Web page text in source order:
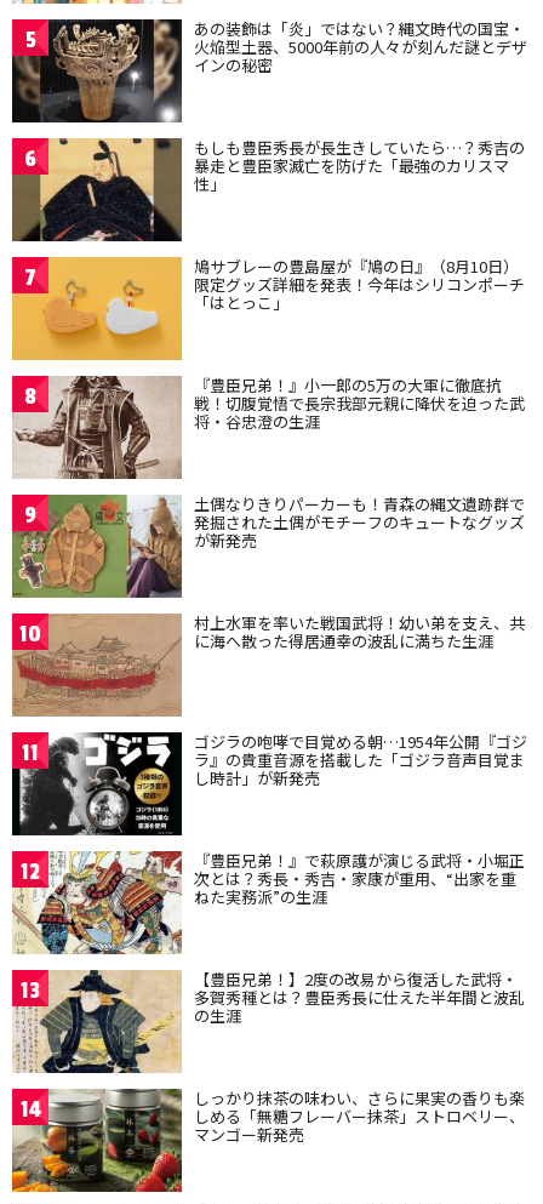
5 あの装飾は「炎」ではない？縄文時代の国宝・
火焔型土器、5000年前の人々が刻んだ謎とデザ
インの秘密
6 もしも豊臣秀長が長生きしていたら…？秀吉の
暴走と豊臣家滅亡を防げた「最強のカリスマ
性」
7 鳩サブレーの豊島屋が『鳩の日』（8月10日）
限定グッズ詳細を発表！今年はシリコンポーチ
「はとっこ」
8 『豊臣兄弟！』小一郎の5万の大軍に徹底抗
戦！切腹覚悟で長宗我部元親に降伏を迫った武
将・谷忠澄の生涯
9 土偶なりきりパーカーも！青森の縄文遺跡群で
発掘された土偶がモチーフのキュートなグッズ
が新発売
10 村上水軍を率いた戦国武将！幼い弟を支え、共
に海へ散った得居通幸の波乱に満ちた生涯
11 ゴジラの咆哮で目覚める朝…1954年公開『ゴジ
ラ』の貴重音源を搭載した「ゴジラ音声目覚ま
し時計」が新発売
12 『豊臣兄弟！』で萩原護が演じる武将・小堀正
次とは？秀長・秀吉・家康が重用、“出家を重
ねた実務派”の生涯
13 【豊臣兄弟！】2度の改易から復活した武将・
多賀秀種とは？豊臣秀長に仕えた半年間と波乱
の生涯
14 しっかり抹茶の味わい、さらに果実の香りも楽
しめる「無糖フレーバー抹茶」ストロベリー、
マンゴー新発売